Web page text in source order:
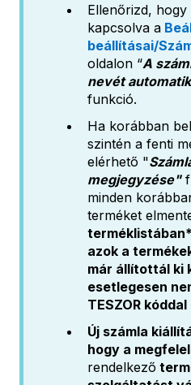
Ellenőrizd,
kapcsolva a
beállításai/
oldalon “A
nevét
funkció.
Ha korábban
szintén a fenti
elérhető "
megjegyzése"
minden
terméket
azok a
már állítottál ki
esetlegesen
TESZOR
Új számla
hogy a
rendelkező